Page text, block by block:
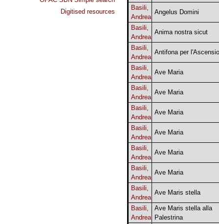
Digitised resources
Basili,
Andrea
Angelus Domini
Basili,
Andrea
Anima nostra sicut
Basili,
Andrea
Antifona per
Basili,
Andrea
Ave Maria
Basili,
Andrea
Ave Maria
Basili,
Andrea
Ave Maria
Basili,
Andrea
Ave Maria
Basili,
Andrea
Ave Maria
Basili,
Andrea
Ave Maria
Basili,
Andrea
Ave Maris stella
Basili,
Andrea
Ave Maris stella alla
Palestrina